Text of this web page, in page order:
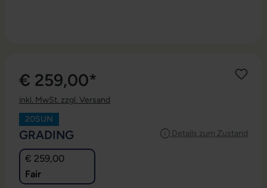
€ 259,00*
inkl. MwSt. zzgl. Versand
20SUN
Details zum Zustand
GRADING
€ 259,00
Fair